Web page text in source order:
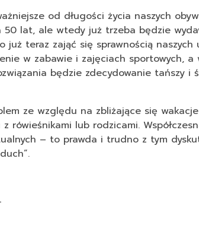
od długości życia naszych
lat, ale wtedy już trzeba będzie
już teraz zająć się sprawnością
w zabawie i zajęciach sportowych, a
będzie zdecydowanie tańszy i
ze względu na zbliżające się
rówieśnikami lub rodzicami.
– to prawda i trudno z tym